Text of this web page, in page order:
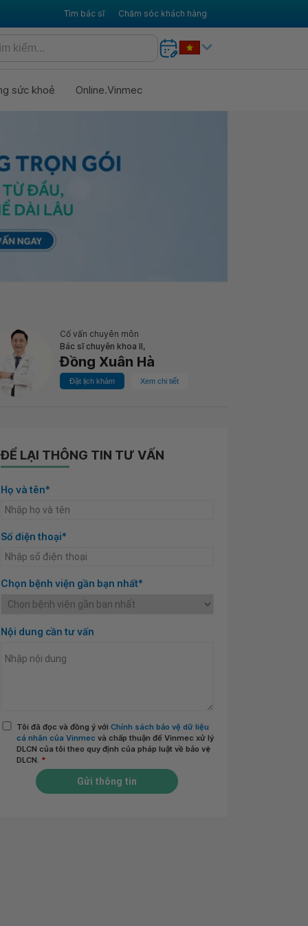
Tìm bác sĩ Chăm sóc khách hàng
sức khoẻ Online.Vinmec
Cố vấn chuyên môn
Bác sĩ chuyên khoa II,
Đồng Xuân Hà
Đặt lịch khám Xem chi tiết
ĐỂ LẠI THÔNG TIN TƯ VẤN
Họ và tên*
Số điện thoại*
Chọn bệnh viện gần bạn nhất*
Nội dung cần tư vấn
Tôi đã đọc và đồng ý với Chính sách bảo vệ dữ liệu
cá nhân của Vinmec và chấp thuận để Vinmec xử lý
DLCN của tôi theo quy định của pháp luật về bảo vệ
DLCN. *
Gửi thông tin